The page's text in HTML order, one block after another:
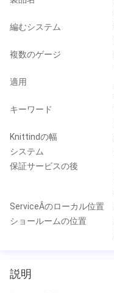
編むシステム
複数のゲージ
適用
キーワード
Knittindの幅
システム
保証サービスの後
ServiceÂのローカル位置
ショールームの位置
説明